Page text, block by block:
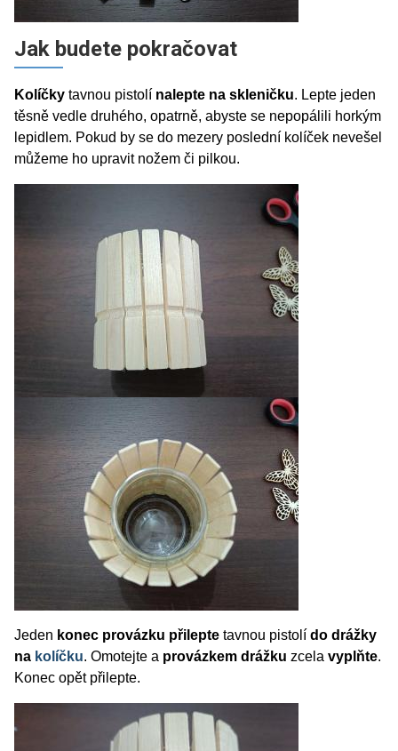
Jak budete pokračovat
Kolíčky tavnou pistolí nalepte na skleničku. Lepte jeden
těsně vedle druhého, opatrně, abyste se nepopálili horkým
lepidlem. Pokud by se do mezery poslední kolíček nevešel
můžeme ho upravit nožem či pilkou.
Jeden konec provázku přilepte tavnou pistolí do drážky
na kolíčku. Omotejte a provázkem drážku zcela vyplňte.
Konec opět přilepte.